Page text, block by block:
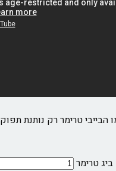
רק נותנת תפוקה גדולה